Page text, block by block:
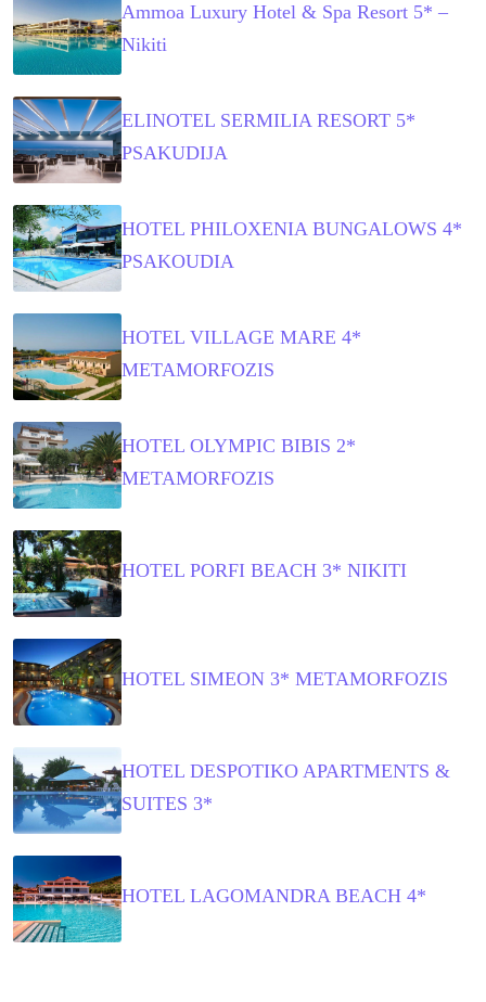
Ammoa Luxury Hotel & Spa Resort 5* –
Nikiti
ELINOTEL SERMILIA RESORT 5*
PSAKUDIJA
HOTEL PHILOXENIA BUNGALOWS 4*
PSAKOUDIA
HOTEL VILLAGE MARE 4*
METAMORFOZIS
HOTEL OLYMPIC BIBIS 2*
METAMORFOZIS
HOTEL PORFI BEACH 3* NIKITI
HOTEL SIMEON 3* METAMORFOZIS
HOTEL DESPOTIKO APARTMENTS &
SUITES 3*
HOTEL LAGOMANDRA BEACH 4*